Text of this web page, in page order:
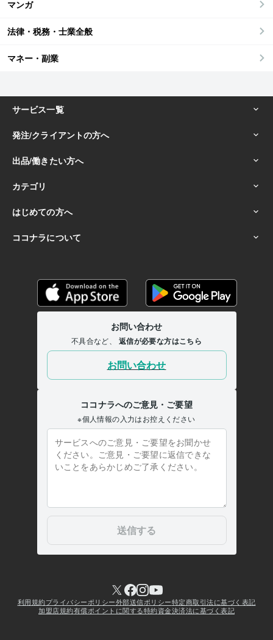
マンガ
法律・税務・士業全般
マネー・副業